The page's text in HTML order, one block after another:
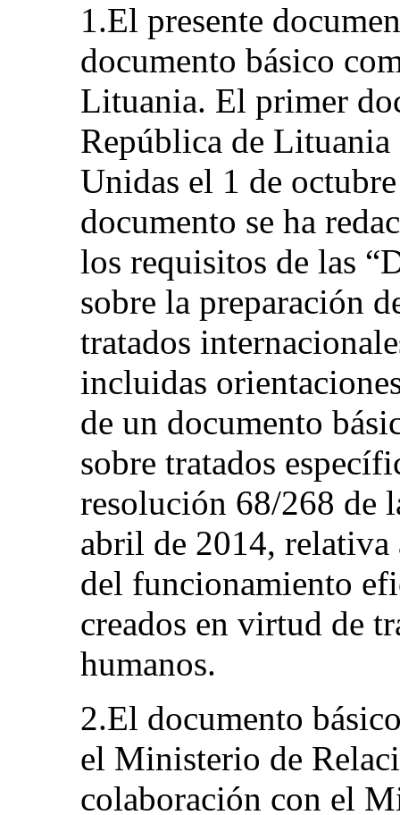
1.El presente
documento básico
Lituania. El primer
República de Lituania
Unidas el 1 de
documento se ha
los requisitos de las
sobre la preparación
tratados
incluidas
de un documento
sobre tratados
resolución 68/268 de
abril de 2014,
del funcionamiento
creados en virtud de
humanos.
2.El documento
el Ministerio de
colaboración con el